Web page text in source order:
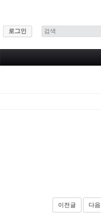
로그인
이전글 다